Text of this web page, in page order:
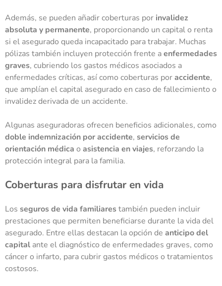
Además, se pueden añadir coberturas por invalidez
absoluta y permanente, proporcionando un capital o renta
si el asegurado queda incapacitado para trabajar. Muchas
pólizas también incluyen protección frente aenfermedades
graves, cubriendo los gastos médicos asociados a
enfermedades críticas, así como coberturas poraccidente,
que amplían el capital asegurado en caso de fallecimiento o
invalidez derivada de un accidente.
Algunas aseguradoras ofrecen beneficios adicionales, como
doble indemnización por accidente, servicios de
orientación médica o asistencia en viajes, reforzando la
protección integral para la familia.
Coberturas para disfrutar en vida
Los seguros de vida familiarestambién pueden incluir
prestaciones que permiten beneficiarse durante la vida del
asegurado. Entre ellas destacan la opción de anticipo del
capital ante el diagnóstico de enfermedades graves, como
cáncer o infarto, para cubrir gastos médicos o tratamientos
costosos.